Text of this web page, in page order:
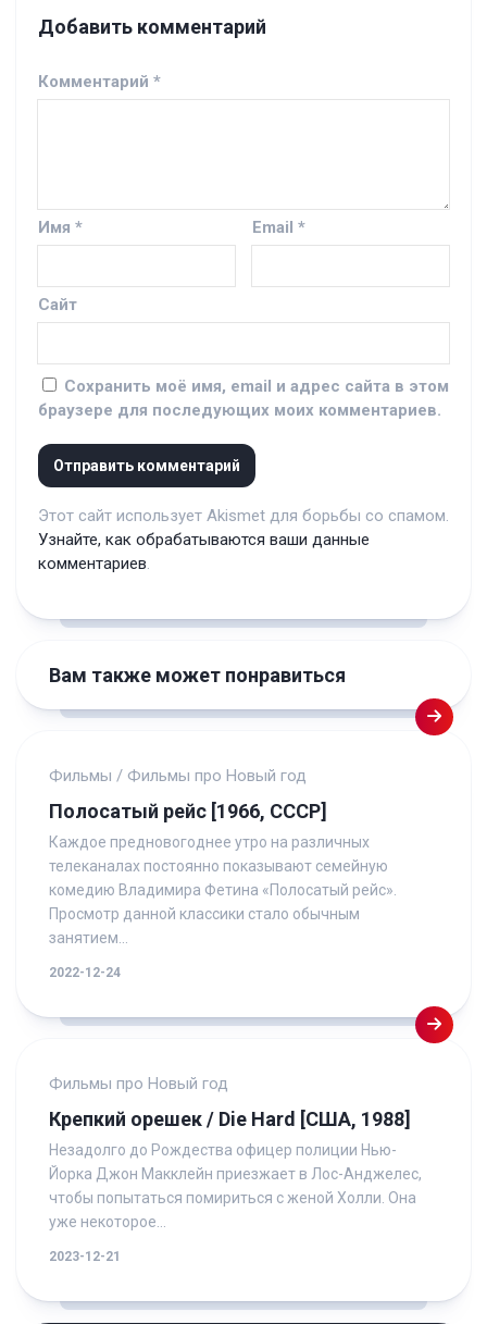
Добавить комментарий
Комментарий *
Имя * Email *
Сайт
Сохранить моё имя, email и адрес сайта в этом
браузере для последующих моих комментариев.
Этот сайт использует Akismet для борьбы со спамом.
Узнайте, как обрабатываются ваши данные
комментариев.
Вам также может понравиться
Фильмы / Фильмы про Новый год
Полосатый рейс [1966, СССР]
Каждое предновогоднее утро на различных
телеканалах постоянно показывают семейную
комедию Владимира Фетина «Полосатый рейс».
Просмотр данной классики стало обычным
занятием...
2022-12-24
Фильмы про Новый год
Крепкий орешек / Die Hard [США, 1988]
Незадолго до Рождества офицер полиции Нью-
Йорка Джон Макклейн приезжает в Лос-Анджелес,
чтобы попытаться помириться с женой Холли. Она
уже некоторое...
2023-12-21